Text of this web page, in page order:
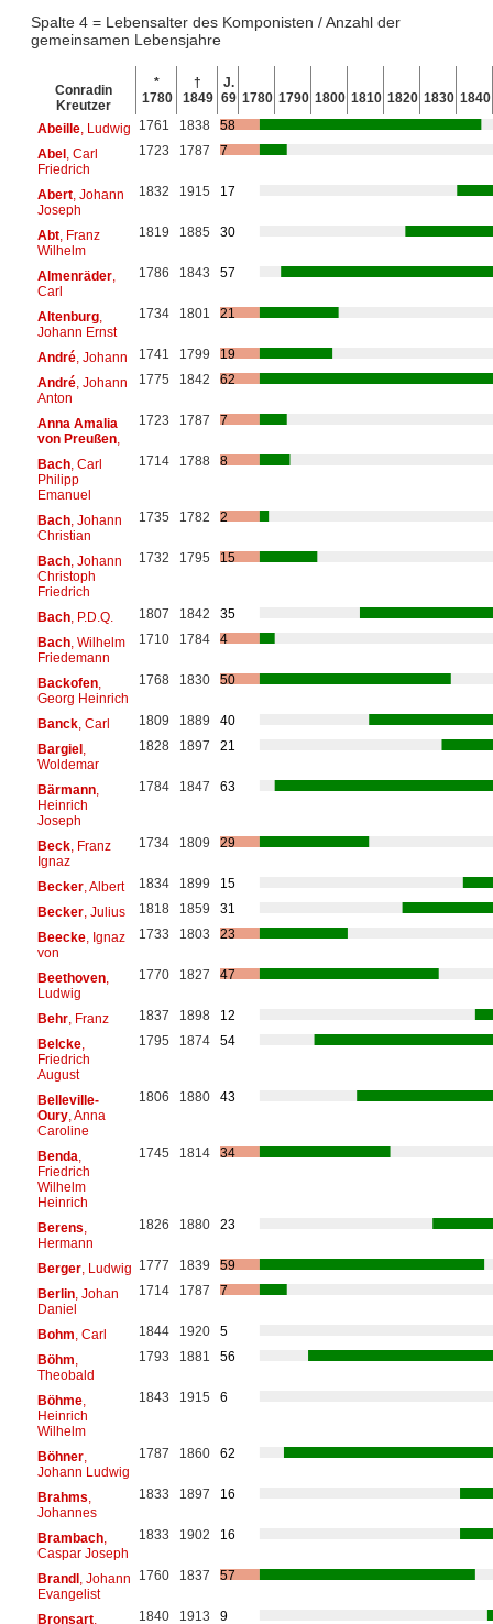
Spalte 4 = Lebensalter des Komponisten / Anzahl der
gemeinsamen Lebensjahre
Conradin
Kreutzer
*
1780
†
1849
J.
69 1780 1790 1800 1810 1820 1830 1840
Abeille, Ludwig 1761 1838
58
Abel, Carl
Friedrich
1723 1787 7
Abert, Johann
Joseph
1832 1915 17
Abt, Franz
Wilhelm
1819 1885 30
Almenräder,
Carl
1786 1843 57
Altenburg,
Johann Ernst
1734 1801 21
André, Johann 1741 1799
19
André, Johann
Anton
1775 1842 62
Anna Amalia
von Preußen,
1723 1787 7
Bach, Carl
Philipp
Emanuel
1714 1788 8
Bach, Johann
Christian
1735 1782 2
Bach, Johann
Christoph
Friedrich
1732 1795 15
Bach, P.D.Q. 1807 1842
35
Bach, Wilhelm
Friedemann
1710 1784 4
Backofen,
Georg Heinrich
1768 1830 50
Banck, Carl 1809 1889
40
Bargiel,
Woldemar
1828 1897 21
Bärmann,
Heinrich
Joseph
1784 1847 63
Beck, Franz
Ignaz
1734 1809 29
Becker, Albert 1834 1899
15
Becker, Julius 1818 1859
31
Beecke, Ignaz
von
1733 1803 23
Beethoven,
Ludwig
1770 1827 47
Behr, Franz 1837 1898
12
Belcke,
Friedrich
August
1795 1874 54
Belleville-
Oury, Anna
Caroline
1806 1880 43
Benda
Friedrich
Wilhelm
Heinrich
1745 1814 34
Berens
Hermann
1826 1880 23
Berger, Ludwig 1777 1839
59
Berlin, Johan
Daniel
1714 1787 7
Bohm , Carl 1844 1920
5
Böhm
Theobald
1793 1881 56
Böhme,
Heinrich
Wilhelm
1843 1915 6
Böhner,
Johann Ludwig
1787 1860 62
Brahms
Johannes
1833 1897 16
Brambach,
Caspar Joseph
1833 1902 16
Brandl, Johann
Evangelist
1760 1837 57
Bronsart,
1840 1913 9